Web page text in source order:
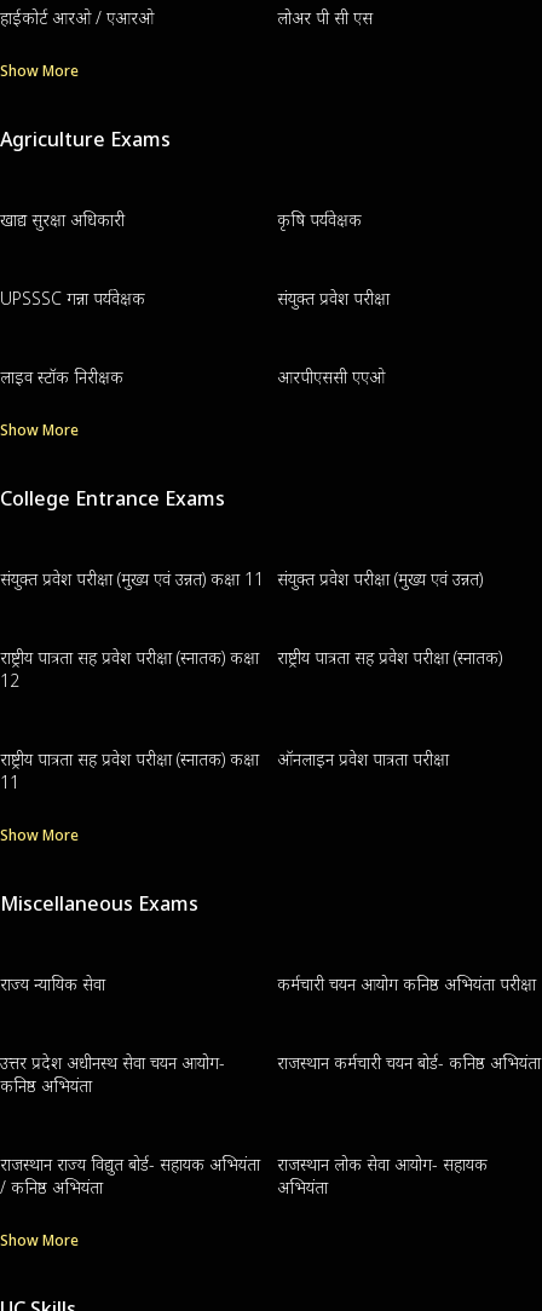
हाईकोर्ट आरओ / एआरओ लोअर पी सी एस
Show More
Agriculture Exams
खाद्य सुरक्षा अधिकारी कृषि पर्यवेक्षक
UPSSSC गन्ना पर्यवेक्षक संयुक्त प्रवेश परीक्षा
लाइव स्टॉक निरीक्षक आरपीएससी एएओ
Show More
College Entrance Exams
संयुक्त प्रवेश परीक्षा (मुख्य एवं उन्नत) कक्षा 11 संयुक्त प्रवेश परीक्षा (मुख्य एवं उन्नत)
राष्ट्रीय पात्रता सह प्रवेश परीक्षा (स्नातक) कक्षा
12
राष्ट्रीय पात्रता सह प्रवेश परीक्षा (स्नातक)
राष्ट्रीय पात्रता सह प्रवेश परीक्षा (स्नातक) कक्षा
11
ऑनलाइन प्रवेश पात्रता परीक्षा
Show More
Miscellaneous Exams
राज्य न्यायिक सेवा कर्मचारी चयन आयोग कनिष्ठ अभियंता परीक्षा
उत्तर प्रदेश अधीनस्थ सेवा चयन आयोग-
कनिष्ठ अभियंता
राजस्थान कर्मचारी चयन बोर्ड- कनिष्ठ अभियंता
राजस्थान राज्य विद्युत बोर्ड- सहायक अभियंता
/ कनिष्ठ अभियंता
राजस्थान लोक सेवा आयोग- सहायक
अभियंता
Show More